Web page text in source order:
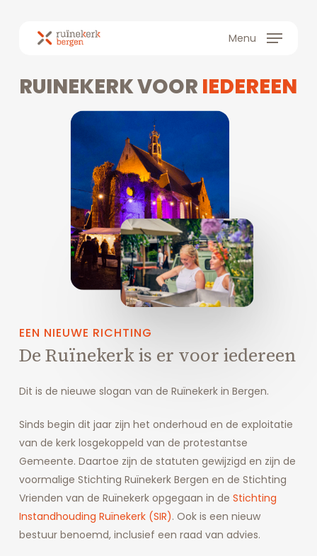
Menu
RUINEKERKVOOR IEDEREEN
EEN NIEUWE RICHTING
De Ruïnekerkis er voor iedereen
Dit is de nieuwe slogan van de Ruïnekerk in Bergen.
Sinds begin dit jaar zijn het onderhoud en de exploitatie
van de kerk losgekoppeld van de protestantse
Gemeente. Daartoe zijn de statuten gewijzigd en zijn de
voormalige Stichting Ruïnekerk Bergen en de Stichting
Vrienden van de Ruïnekerk opgegaan in de Stichting
Instandhouding Ruïnekerk (SIR). Ook is een nieuw
bestuur benoemd, inclusief een raad van advies.